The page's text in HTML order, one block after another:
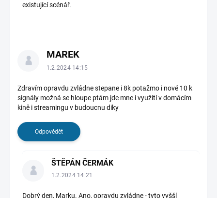
existující scénář.
MAREK
1.2.2024 14:15
Zdravím opravdu zvládne stepane i 8k potažmo i nové 10 k
signály možná se hloupe ptám jde mne i využití v domácím
kině i streamingu v budoucnu diky
Odpovědět
ŠTĚPÁN ČERMÁK
1.2.2024 14:21
Dobrý den, Marku. Ano, opravdu zvládne - tyto vyšší